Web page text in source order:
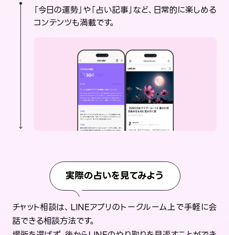
「今日の運勢」や「占い記事」など、日常的に楽しめる
コンテンツも満載です。
実際の占いを見てみよう
チャット相談は、LINEアプリのトークルーム上で手軽に会
話できる相談方法です。